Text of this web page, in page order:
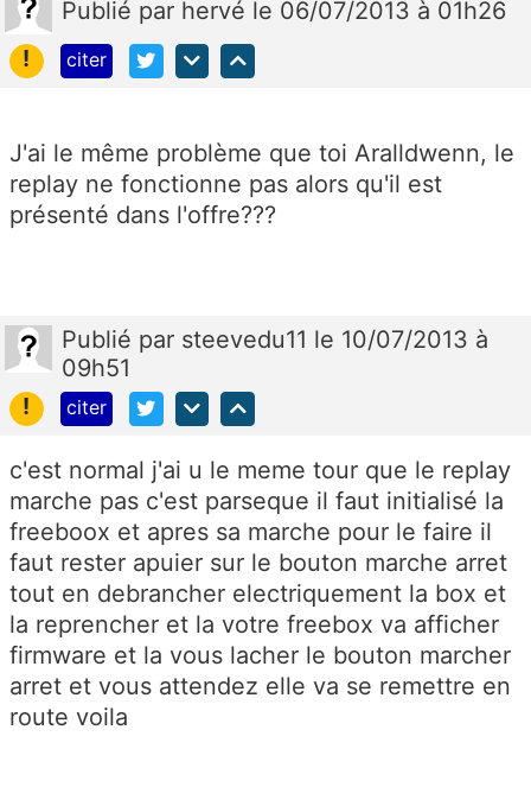
Publié par hervé le 06/07/2013 à 01h26
!
citer
J'ai le même problème que toi Aralldwenn, le
replay ne fonctionne pas alors qu'il est
présenté dans l'offre???
Publié par steevedu11 le 10/07/2013 à
09h51
!
citer
c'est normal j'ai u le meme tour que le replay
marche pas c'est parseque il faut initialisé la
freeboox et apres sa marche pour le faire il
faut rester apuier sur le bouton marche arret
tout en debrancher electriquement la box et
la reprencher et la votre freebox va afficher
firmware et la vous lacher le bouton marcher
arret et vous attendez elle va se remettre en
route voila